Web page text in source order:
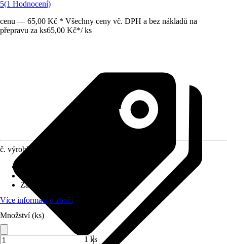
5(1 Hodnocení)
cenu — 65,00 Kč * Všechny ceny vč. DPH a bez nákladů na
přepravu za ks65,00 Kč*/ ks
č. výrobku
Základní barva
Více informací o zboží
Množství (ks)
1 ks